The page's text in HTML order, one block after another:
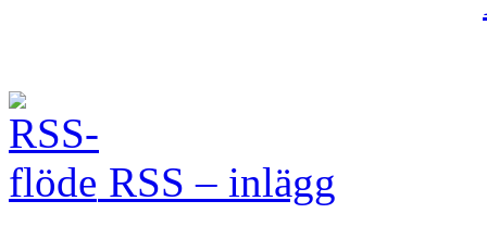
RSS – inlägg